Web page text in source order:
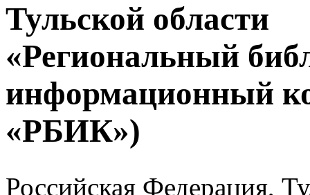
Тульской области
«Региональный
информационный
«РБИК»)
Российская Федерация,